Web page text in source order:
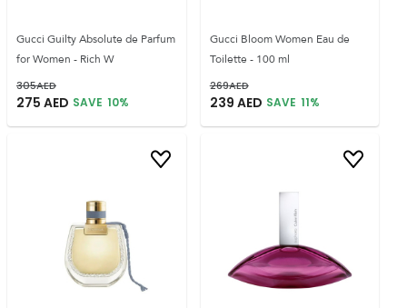
Gucci Guilty Absolute de Parfum
for Women - Rich W
305AED
275 AED SAVE 10%
Gucci Bloom Women Eau de
Toilette - 100 ml
269AED
239 AED SAVE 11%